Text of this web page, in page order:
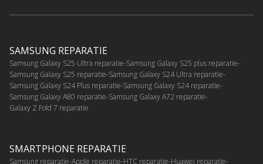
SAMSUNG REPARATIE
Samsung Galaxy S25 Ultra reparatie Samsung Galaxy S25 plus reparatie
Samsung Galaxy S25 reparatie Samsung Galaxy S24 Ultra reparatie
Samsung Galaxy S24 Plus reparatie Samsung Galaxy S24 reparatie
Samsung Galaxy A80 reparatie Samsung Galaxy A72 reparatie
Galaxy Z Fold 7 reparatie
SMARTPHONE REPARATIE
Samsung reparatie Apple reparatie HTC reparatie Huawei reparatie